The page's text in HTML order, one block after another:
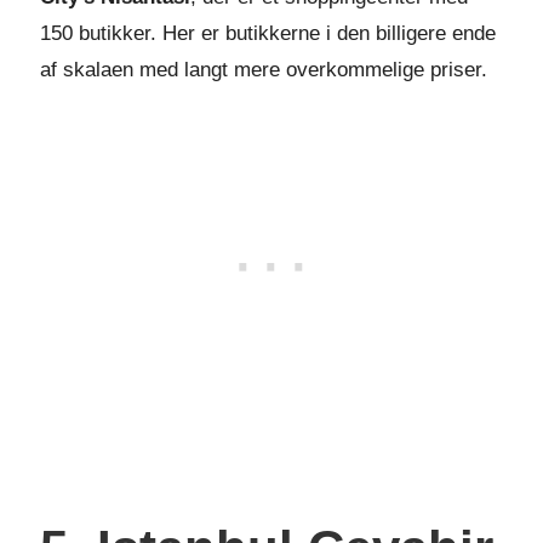
150 butikker. Her er butikkerne i den billigere ende
af skalaen med langt mere overkommelige priser.